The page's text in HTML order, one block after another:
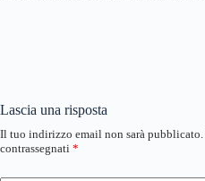
Lascia una risposta
Il tuo indirizzo email non sarà pubblicato.
contrassegnati *